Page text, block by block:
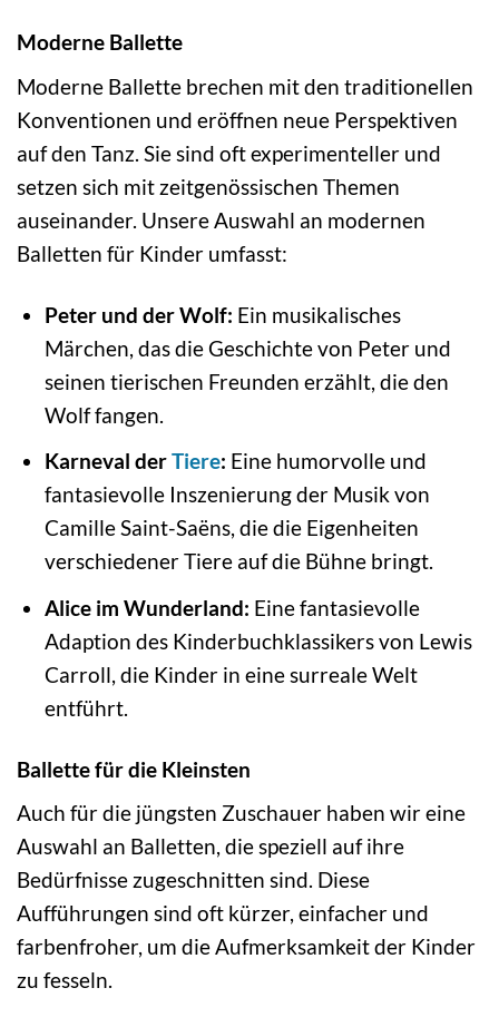
Moderne Ballette
Moderne Ballette brechen mit den traditionellen
Konventionen und eröffnen neue Perspektiven
auf den Tanz. Sie sind oft experimenteller und
setzen sich mit zeitgenössischen Themen
auseinander. Unsere Auswahl an modernen
Balletten für Kinder umfasst:
Peter und der Wolf: Ein musikalisches
Märchen, das die Geschichte von Peter und
seinen tierischen Freunden erzählt, die den
Wolf fangen.
Karneval derTiere: Eine humorvolle und
fantasievolle Inszenierung der Musik von
Camille Saint-Saëns, die die Eigenheiten
verschiedener Tiere auf die Bühne bringt.
Alice im Wunderland: Eine fantasievolle
Adaption des Kinderbuchklassikers von Lewis
Carroll, die Kinder in eine surreale Welt
entführt.
Ballette für die Kleinsten
Auch für die jüngsten Zuschauer haben wir eine
Auswahl an Balletten, die speziell auf ihre
Bedürfnisse zugeschnitten sind. Diese
Aufführungen sind oft kürzer, einfacher und
farbenfroher, um die Aufmerksamkeit der Kinder
zu fesseln.